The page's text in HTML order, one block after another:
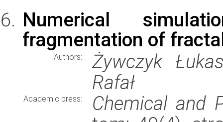
Numerical
fragmentation of
Authors:
Żywczyk
Rafał
Academic press:
Chemical and